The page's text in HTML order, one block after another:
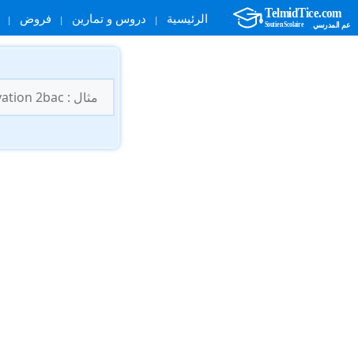
الرئيسية دروس و تمارين فروض
عن: